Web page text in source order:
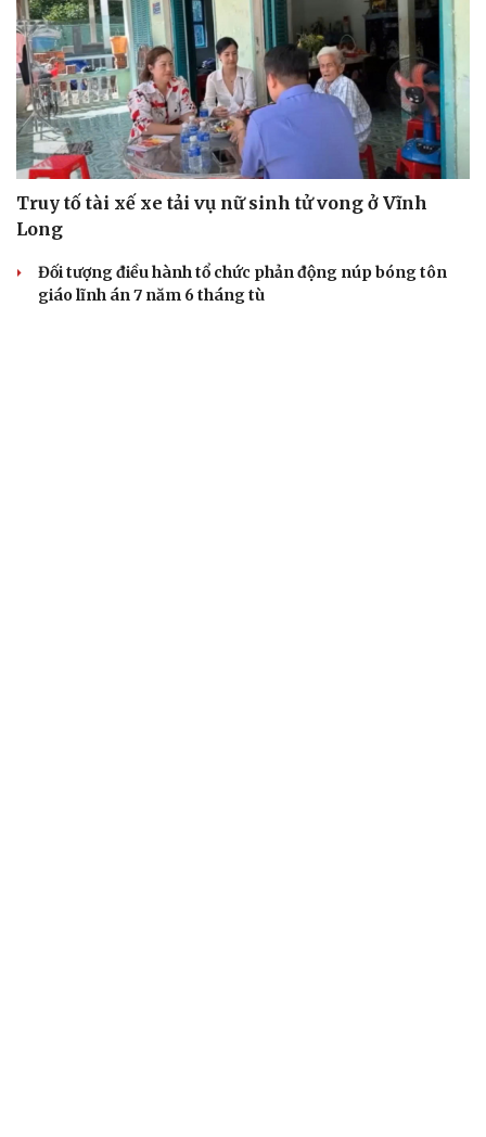
Truy tố tài xế xe tải vụ nữ sinh tử vong ở Vĩnh
Long
Đối tượng điều hành tổ chức phản động núp bóng tôn
giáo lĩnh án 7 năm 6 tháng tù